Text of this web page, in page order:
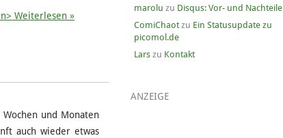
Weiterlesen »
und Monaten
auch wieder etwas
marolu zu Disqus: Vor- und Nachteile
ComiChaotzu Ein Statusupdate zu
picomol.de
Lars zu Kontakt
ANZEIGE